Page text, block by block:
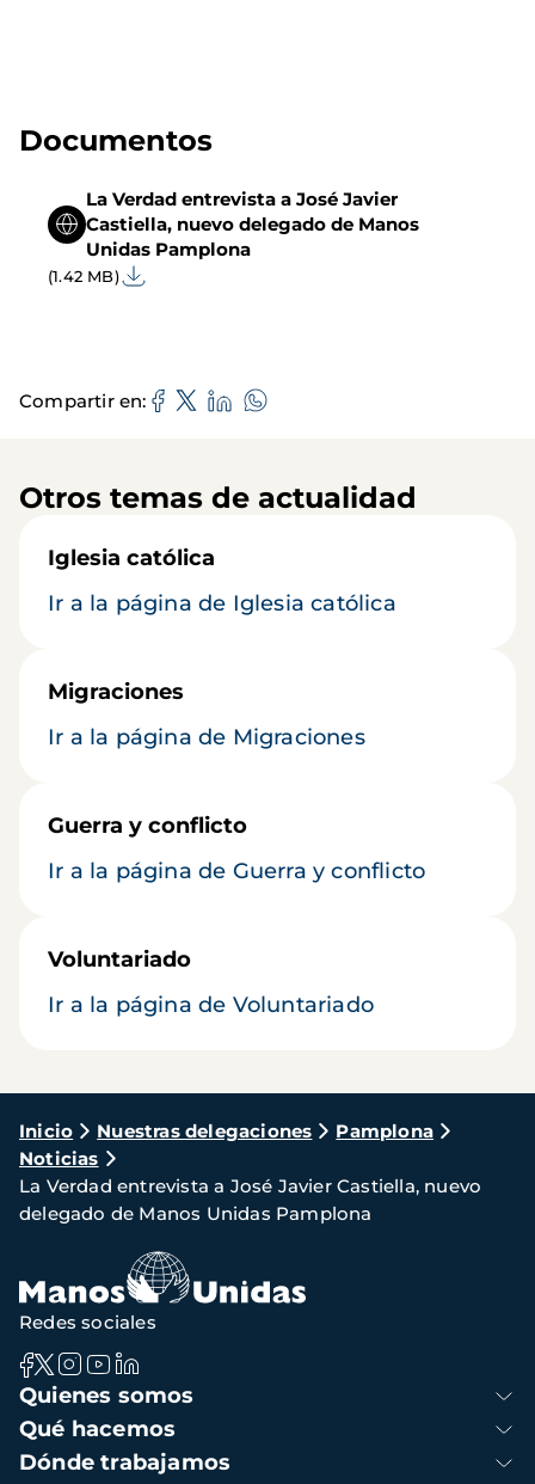
Documentos
La Verdad entrevista a José Javier
Castiella, nuevo delegado de Manos
Unidas Pamplona
(1.42 MB)
Compartir en
Otros temas de actualidad
Iglesia católica
Ir a la página de Iglesia católica
Migraciones
Ir a la página de Migraciones
Guerra y conflicto
Ir a la página de Guerra y conflicto
Voluntariado
Ir a la página de Voluntariado
Ruta
de
navegación
Inicio Nuestras delegaciones
Pamplona
Noticias
La Verdad entrevista a José Javier Castiella, nuevo
delegado de Manos Unidas Pamplona
Navegación
principal
Quienes somos
Qué hacemos
Dónde trabajamos
Redes sociales